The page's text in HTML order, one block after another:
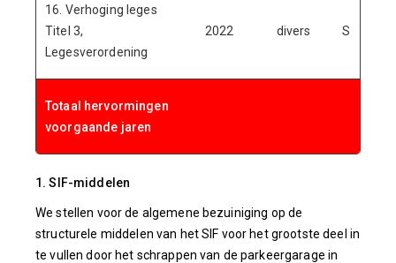
16. Verhoging leges
Titel 3,
Legesverordening
2022 divers S
Totaal hervormingen
voorgaande jaren
1. SIF-middelen
We stellen voor de algemene bezuiniging op de
structurele middelen van het SIF voor het grootste deel in
te vullen door het schrappen van de parkeergarage in